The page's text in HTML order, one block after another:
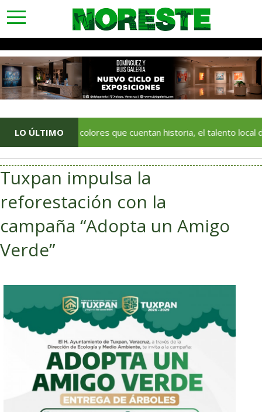
toggle
navigation
LO ÚLTIMO
Con colores que cuentan historia, el talento local deja huella
Tuxpan impulsa la
reforestación con la
campaña “Adopta un Amigo
Verde”